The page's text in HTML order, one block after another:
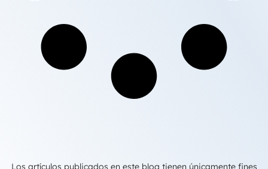
Los artículos publicados en este blog tienen únicamente fines